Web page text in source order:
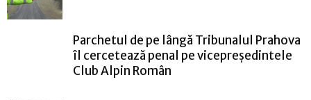
Parchetul de pe lângă Tribunalul Prahova
îl cercetează penal pe vicepreședintele
Club Alpin Român